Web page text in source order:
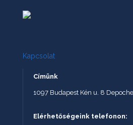
Kapcsolat
Címünk
1097 Budapest Kén u. 8
Elérhetőségeink telefonon: